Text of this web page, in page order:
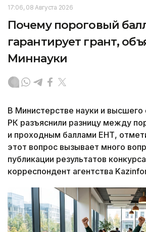
17:06, 08 Августа 2026
Почему пороговый
гарантирует грант,
Миннауки
В Министерстве науки и высшего
РК разъяснили разницу между
и проходным баллами ЕНТ,
этот вопрос вызывает много
публикации результатов
корреспондент агентства